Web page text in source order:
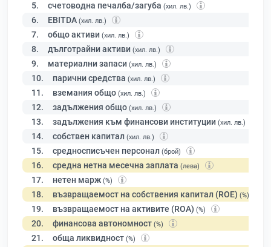
5. счетоводна печалба/загуба (хил. лв.)
6. EBITDA (хил. лв.)
7. общо активи (хил. лв.)
8. дълготрайни активи (хил. лв.)
9. материални запаси (хил. лв.)
10. парични средства (хил. лв.)
11. вземания общо (хил. лв.)
12. задължения общо (хил. лв.)
13. задължения към финансови институции (хил. лв.)
14. собствен капитал (хил. лв.)
15. средносписъчен персонал (брой)
16. средна нетна месечна заплата (лева)
17. нетен марж (%)
18. възвращаемост на собствения капитал (ROE) (%)
19. възвращаемост на активите (ROA) (%)
20. финансова автономност (%)
21. обща ликвидност (%)